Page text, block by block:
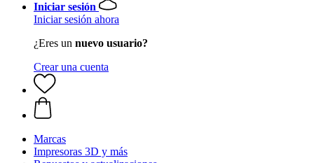
Iniciar sesión
Iniciar sesión ahora
¿Eres un nuevo usuario?
Crear una cuenta
Marcas
Impresoras 3D y más